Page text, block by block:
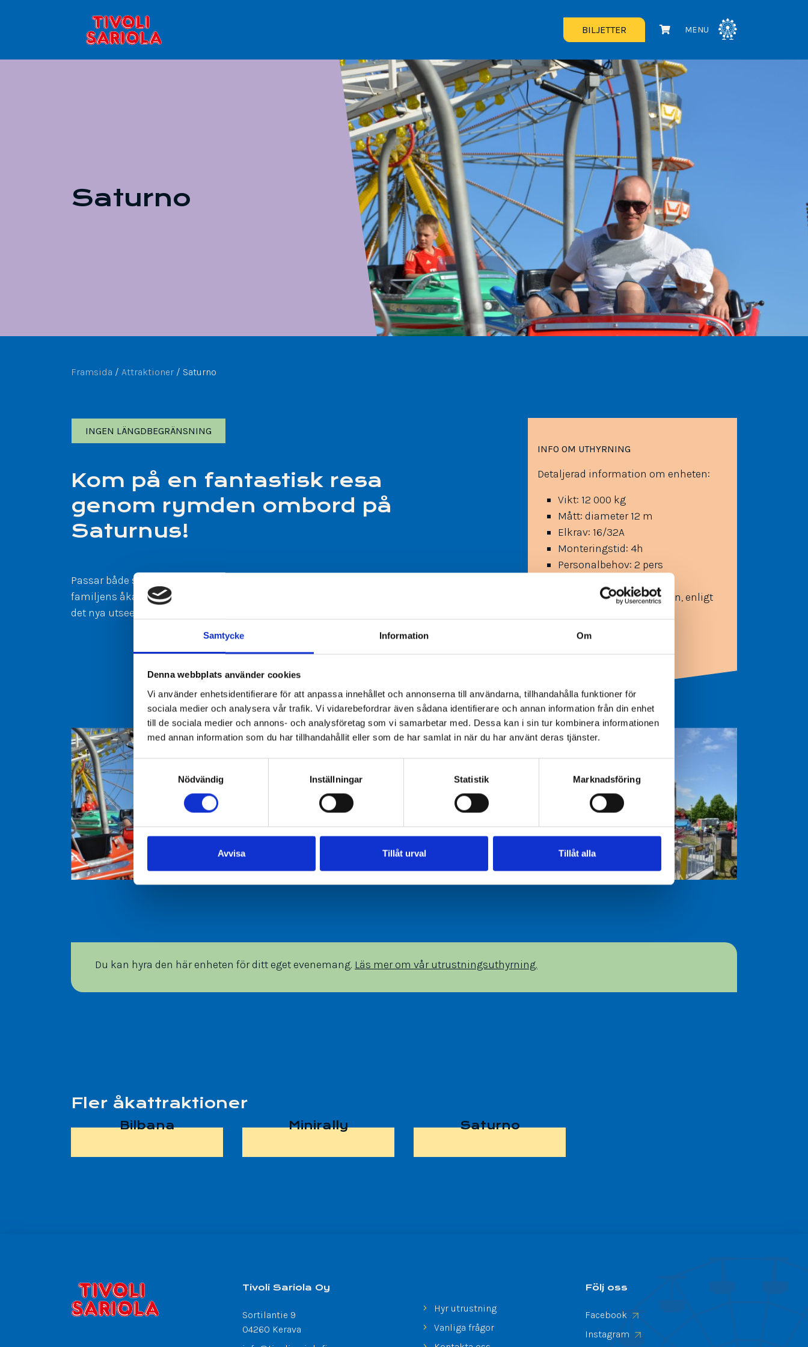
Samtycke Information Om
Denna webbplats använder cookies
Vi använder enhetsidentifierare för att anpassa innehållet och annonserna till användarna, tillhandahålla funktioner för
sociala medier och analysera vår trafik. Vi vidarebefordrar även sådana identifierare och annan information från din enhet
till de sociala medier och annons- och analysföretag som vi samarbetar med. Dessa kan i sin tur kombinera informationen
med annan information som du har tillhandahållit eller som de har samlat in när du har använt deras tjänster.
Nödvändig
Inställningar Statistik Marknadsföring
Avvisa Tillåt urval Tillåt alla
BILJETTER MENU
Saturno
Framsida / Attraktioner / Saturno
INGEN LÄNGDBEGRÄNSNING
Kom på en fantastisk resa
genom rymden ombord på
Saturnus!
Passar både små och stora tivolibesökare! Det populära utseendet på hela
familjens åkattraktion har genomgått en stor face-lift. Välkommen att kolla in
det nya utseendet!
INFO OM UTHYRNING
Detaljerad information om enheten:
Vikt: 12 000 kg
Mått: diameter 12 m
Elkrav: 16/32A
Monteringstid: 4h
Personalbehov: 2 pers
Längdbegränsning: Ingen, enligt
Du kan hyra den här enheten för ditt eget evenemang. Läs mer om vår utrustningsuthyrning.
Fler åkattraktioner
Bilbana Minirally Saturno
Tivoli Sariola Oy
Sortilantie 9
04260 Kerava
Hyr utrustning
Vanliga frågor
Följ oss
Facebook
Instagram